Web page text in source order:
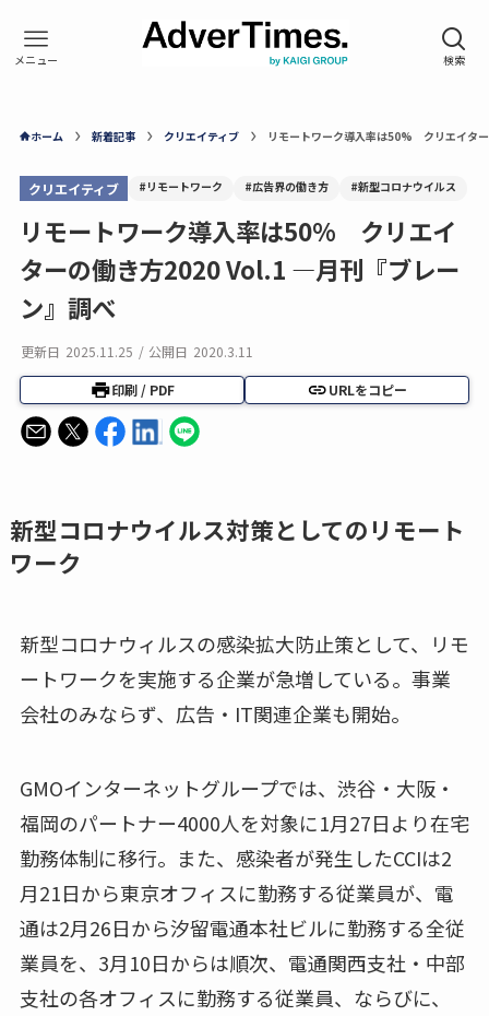
ホーム 新着記事 クリエイティブ リモートワーク導入率は50% クリエイタ
クリエイティブ #リモートワーク #広告界の働き方 #新型コロナウイルス
リモートワーク導入率は50% クリエイ
ターの働き方2020 Vol.1 —月刊『ブレー
ン』調べ
更新日 2025.11.25 / 公開日 2020.3.11
印刷 / PDF URLをコピー
新型コロナウイルス対策としてのリモート
ワーク
新型コロナウィルスの感染拡大防止策として、リモ
ートワークを実施する企業が急増している。事業
会社のみならず、広告・IT関連企業も開始。
GMOインターネットグループでは、渋谷・大阪・
福岡のパートナー4000人を対象に1月27日より在宅
勤務体制に移行。また、感染者が発生したCCIは2
月21日から東京オフィスに勤務する従業員が、電
通は2月26日から汐留電通本社ビルに勤務する全従
業員を、3月10日からは順次、電通関西支社・中部
支社の各オフィスに勤務する従業員、ならびに、